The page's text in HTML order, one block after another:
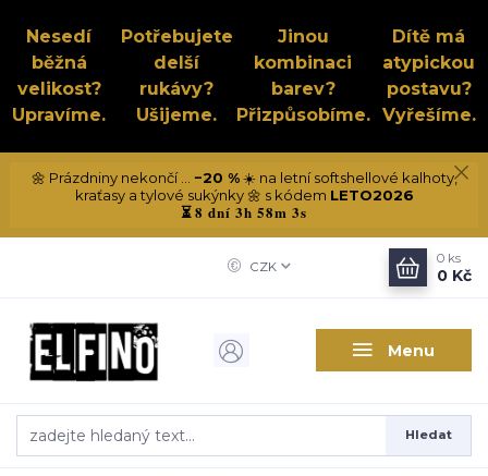
Nesedí
běžná
velikost?
Upravíme.
Potřebujete
delší
rukávy?
Ušijeme.
Jinou
kombinaci
barev?
Přizpůsobíme.
Dítě má
atypickou
postavu?
Vyřešíme.
🌼 Prázdniny nekončí ... −20 %☀️ na letní softshellové kalhoty,
kraťasy a tylové sukýnky 🌼 s kódem LETO2026
⏳8 dní 3h 58m 3s
Menu
CZK
Hledat
0 ks
0 Kč